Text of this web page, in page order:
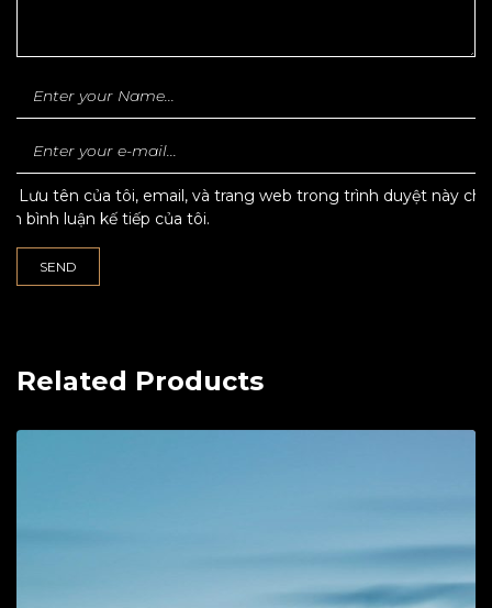
Lưu tên của tôi, email, và trang web trong trình duyệt này cho
lần bình luận kế tiếp của tôi.
Related Products